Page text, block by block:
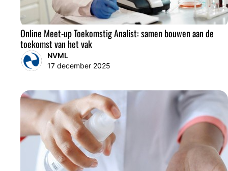
Online Meet-up Toekomstig Analist: samen bouwen aan de
toekomst van het vak
NVML
17 december 2025